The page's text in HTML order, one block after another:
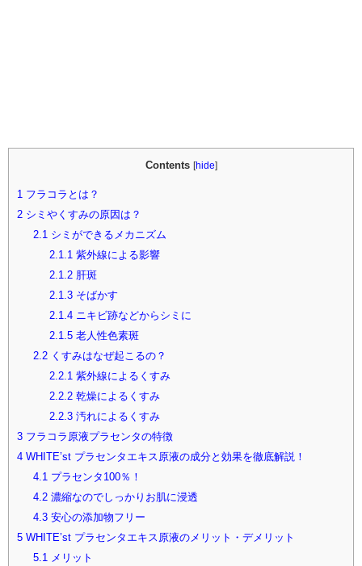
Contents [hide]
1 フラコラとは？
2 シミやくすみの原因は？
2.1シミができるメカニズム
2.1.1紫外線による影響
2.1.2肝斑
2.1.3そばかす
2.1.4ニキビ跡などからシミに
2.1.5老人性色素斑
2.2くすみはなぜ起こるの？
2.2.1紫外線によるくすみ
2.2.2乾燥によるくすみ
2.2.3汚れによるくすみ
3 フラコラ原液プラセンタの特徴
4 WHITE’st プラセンタエキス原液の成分と効果を徹底解説！
4.1プラセンタ100％！
4.2濃縮なのでしっかりお肌に浸透
4.3安心の添加物フリー
5 WHITE’st プラセンタエキス原液のメリット・デメリット
5.1メリット